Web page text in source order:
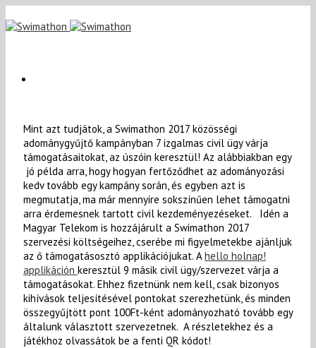
Mint azt tudjátok, a Swimathon 2017 közösségi
adománygyűjtő kampányban 7 izgalmas civil ügy várja
támogatásaitokat, az úszóin keresztül! Az alábbiakban egy
jó példa arra, hogy hogyan fertőződhet az adományozási
kedv tovább egy kampány során, és egyben azt is
megmutatja, ma már mennyire sokszínűen lehet támogatni
arra érdemesnek tartott civil kezdeményezéseket. Idén a
Magyar Telekom is hozzájárult a Swimathon 2017
szervezési költségeihez, cserébe mi figyelmetekbe ajánljuk
az ő támogatásosztó applikációjukat. Ahello holnap!
applikáción keresztül 9 másik civil ügy/szervezet várja a
támogatásokat. Ehhez fizetnünk nem kell, csak bizonyos
kihívások teljesítésével pontokat szerezhetünk, és minden
összegyűjtött pont 100Ft-ként adományozható tovább egy
általunk választott szervezetnek. A részletekhez és a
játékhoz olvassátok be a fenti QR kódot!